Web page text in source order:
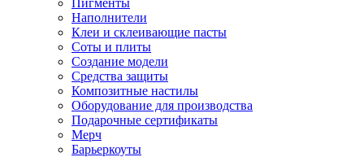
Пигменты
Наполнители
Клеи и склеивающие пасты
Соты и плиты
Создание модели
Средства защиты
Композитные настилы
Оборудование для производства
Подарочные сертификаты
Мерч
Барьеркоуты